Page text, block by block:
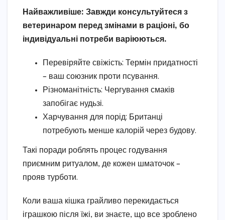
Найважливіше: Завжди консультуйтеся з
ветеринаром перед змінами в раціоні, бо
індивідуальні потреби варіюються.
Перевіряйте свіжість: Термін придатності
– ваш союзник проти псування.
Різноманітність: Чергування смаків
запобігає нудьзі.
Харчування для порід: Британці
потребують менше калорій через будову.
Такі поради роблять процес годування
приємним ритуалом, де кожен шматочок –
прояв турботи.
Коли ваша кішка грайливо перекидається
іграшкою після їжі, ви знаєте, що все зроблено